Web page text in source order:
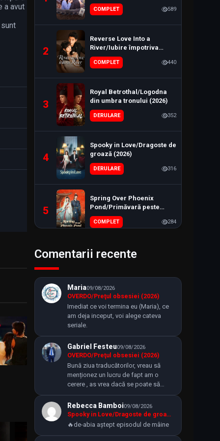
Episode 4
Feb. 14, 2023
Episode 5
Feb. 14, 2023
Episode 6
Feb. 15, 2023
Episode 7
Feb. 15, 2023
Episode 8
Feb. 16, 2023
Episode 9
Feb. 16, 2023
Episode 10
Feb. 17, 2023
Episode 11
Episode 12
Feb. 18, 2023
Episode 13
Feb. 18, 2023
Episode 14
Feb. 19, 2023
Episode 15
Feb. 19, 2023
Episode 16
Episode 17
Feb. 20, 2023
a avut
COMPLET 589
2
Reverse Love Into a
River/Iubire împotriva
curentului (2026)
COMPLET 440
3
Royal Betrothal/Logodna
din umbra tronului (2026)
DERULARE 352
4
Spooky in Love/Dragoste de
groază (2026)
DERULARE 316
5
Spring Over Phoenix
Pond/Primăvară peste
iazul Phoenix (2026)
COMPLET 284
6
Mia Archeep / Soția
perfectă (2020)
My Bias, My Boss / Idolul
meu, șeful meu (2026)
DERULARE
8
iarnă (2026)
DERULARE
9
OVERDO/Preţul obsesiei
DERULARE
Comentarii recente
Maria09/08/2026
OVERDO/Preţul obsesiei (2026)
Imediat ce voi termina eu (Maria), ce
am deja inceput, voi alege cateva
seriale.
Gabriel Festeu09/08/2026
OVERDO/Preţul obsesiei (2026)
Bună ziua traducătorilor, vreau să
menționez un lucru de fapt am o
cerere , as vrea dacă se poate să
Rebecca Bamboi09/08/2026
Spooky in Love/Dragoste de groază (2026)
🔥de-abia aștept episodul de mâine